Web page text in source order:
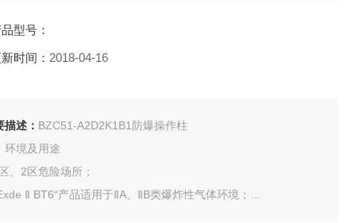
型号：
时间： 2018-04-16
描述： BZC51-A2D2K1B1防爆操作柱
环境及用途
、2区危险场所；
Ⅱ BT6“产品适用于ⅡA、ⅡB类爆炸性气体环境；